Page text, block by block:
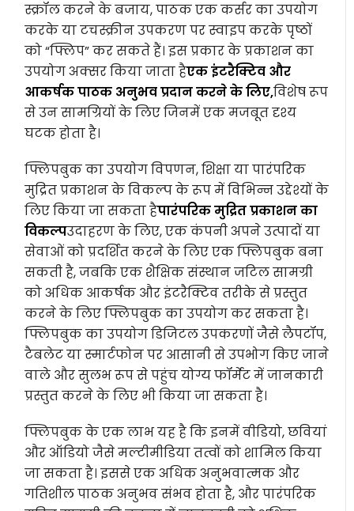
स्क्रॉल करने के बजाय, पाठक एक कर्सर का उपयोग
करके या टचस्क्रीन उपकरण पर स्वाइप करके पृष्ठों
को “फ्लिप” कर सकते हैं। इस प्रकार के प्रकाशन का
उपयोग अक्सर किया जाता हैएक इंटरैक्टिव और
आकर्षक पाठक अनुभव प्रदान करने के लिए,विशेष रूप
से उन सामग्रियों के लिए जिनमें एक मजबूत दृश्य
घटक होता है।
फ्लिपबुक का उपयोग विपणन, शिक्षा या पारंपरिक
मुद्रित प्रकाशन के विकल्प के रूप में विभिन्न उद्देश्यों के
लिए किया जा सकता हैपारंपरिक मुद्रित प्रकाशन का
विकल्पउदाहरण के लिए, एक कंपनी अपने उत्पादों या
सेवाओं को प्रदर्शित करने के लिए एक फ्लिपबुक बना
सकती है, जबकि एक शैक्षिक संस्थान जटिल सामग्री
को अधिक आकर्षक और इंटरैक्टिव तरीके से प्रस्तुत
करने के लिए फ्लिपबुक का उपयोग कर सकता है।
फ्लिपबुक का उपयोग डिजिटल उपकरणों जैसे लैपटॉप,
टैबलेट या स्मार्टफोन पर आसानी से उपभोग किए जाने
वाले और सुलभ रूप से पहुंच योग्य फॉर्मेट में जानकारी
प्रस्तुत करने के लिए भी किया जा सकता है।
फ्लिपबुक के एक लाभ यह है कि इनमें वीडियो, छवियां
और ऑडियो जैसे मल्टीमीडिया तत्वों को शामिल किया
जा सकता है। इससे एक अधिक अनुभवात्मक और
गतिशील पाठक अनुभव संभव होता है, और पारंपरिक